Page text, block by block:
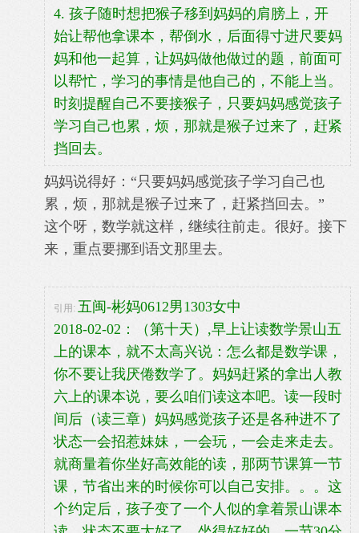
4. 孩子随时想把猴子移到妈妈的肩膀上，开
始让帮他拿课本，帮倒水，后面得寸进尺要妈
妈和他一起算，让妈妈做他做过的题，前面可
以帮忙，学习的事情是他自己的，不能上当。
时刻提醒自己不要接猴子，只要妈妈感觉孩子
学习自己也累，烦，那就是猴子过来了，赶紧
挡回去。
妈妈说得好：“只要妈妈感觉孩子学习自己也
累，烦，那就是猴子过来了，赶紧挡回去。”
这个呀，数学就这样，继续往前走。很好。接下
来，重点要挪到语文那里去。
引用: 五闽-彬妈0612男1303女中
2018-02-02：（第十天）,早上让读数学景山五
上的课本，就不太高兴说：怎么都是数学课，
你不要让我厌倦数学了。妈妈赶紧的拿出人教
六上的课本说，要么咱们读这本吧。读一段时
间后（读三章）妈妈感觉孩子还是各种进不了
状态一会招惹妹妹，一会玩，一会走来走去。
就商量着你坐好高效能的读，那两节课算一节
课，节省出来的时候你可以自己安排。。。这
个约定后，孩子变了一个人似的拿着景山课本